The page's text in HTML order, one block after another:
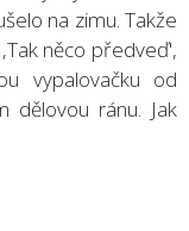
na zimu. Takže
něco předveď',
vypalovačku od
dělovou ránu. Jak